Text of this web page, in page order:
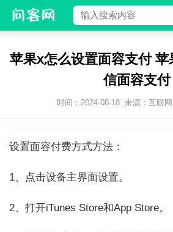
苹果x怎么设置面容支付
信面容支付
时间：2024-08-18 来源：互联网
设置面容付费方式方法：
1、点击设备主界面设置。
2、打开iTunes Store和App Store。